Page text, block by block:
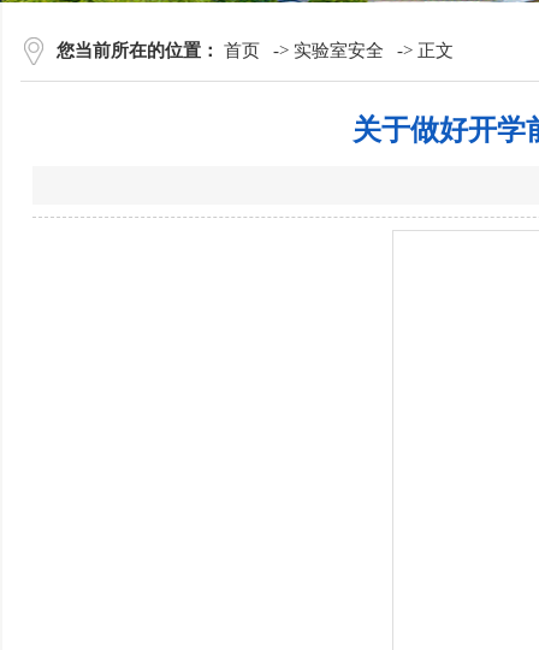
您当前所在的位置： 首页 -> 实验室安全 -> 正文
关于做好开学